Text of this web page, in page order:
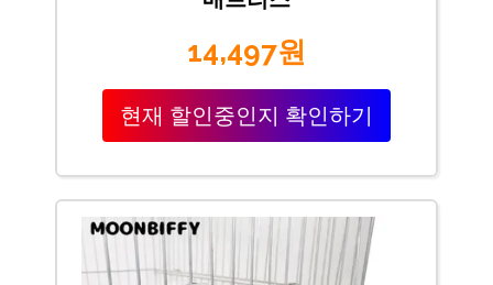
14,497원
현재 할인중인지 확인하기